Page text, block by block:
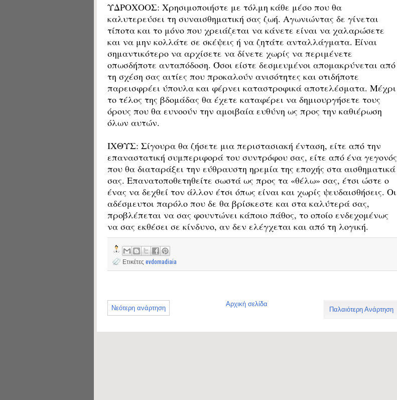
ΥΔΡΟΧΟΟΣ: Χρησιμοποιήστε με τόλμη κάθε μέσο που θα
καλυτερεύσει τη συναισθηματική σας ζωή. Αγωνιώντας δε γίνεται
τίποτα και το μόνο που χρειάζεται να κάνετε είναι να χαλαρώσετε
και να μην κολλάτε σε σκέψεις ή να ζητάτε ανταλλάγματα. Είναι
σημαντικότερο να αρχίσετε να δίνετε χωρίς να περιμένετε
οπωσδήποτε ανταπόδοση. Όσοι είστε δεσμευμένοι απομακρύνεται από
τη σχέση σας αιτίες που προκαλούν ανισότητες και οτιδήποτε
παρεισφρέει ύπουλα και φέρνει καταστροφικά αποτελέσματα. Μέχρι
το τέλος της βδομάδας θα έχετε καταφέρει να δημιουργήσετε τους
όρους που θα ευνοούν την αμοιβαία ευθύνη ως προς την καθιέρωση
όλων αυτών.
ΙΧΘΥΣ: Σίγουρα θα ζήσετε μια περιστασιακή ένταση, είτε από την
επαναστατική συμπεριφορά του συντρόφου σας, είτε από ένα γεγονός
που θα διαταράξει την εύθραυστη ηρεμία της εποχής στα αισθηματικά
σας. Επανατοποθετηθείτε σωστά ως προς τα «θέλω» σας, έτσι ώστε ο
ένας να δεχθεί τον άλλον έτσι όπως είναι και χωρίς ψευδαισθήσεις. Οι
αδέσμευτοι παρόλο που δε θα βρίσκεστε και στα καλύτερά σας,
προβλέπεται να σας φουντώνει κάποιο πάθος, το οποίο ενδεχομένως
να σας εκθέσει σε κίνδυνο, αν δεν ελέγχεται και από τη λογική.
Ετικέτες evdomadiaia
Νεότερη ανάρτηση Παλαιότερη Ανάρτηση
Αρχική σελίδα